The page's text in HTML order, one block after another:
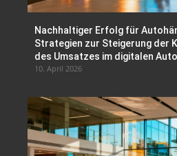
Nachhaltiger Erfolg für
Strategien zur Steigerung der
des Umsatzes im digitalen
10. April 2026